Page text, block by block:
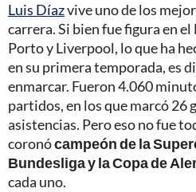
Luis Díazvive uno de los
carrera. Si bien fue figura en
Porto y Liverpool, lo que ha
en su primera temporada, es
enmarcar. Fueron 4.060
partidos, en los que marcó 26
asistencias. Pero eso no fue
coronócampeón de la
Bundesliga y la Copa de
cada uno.